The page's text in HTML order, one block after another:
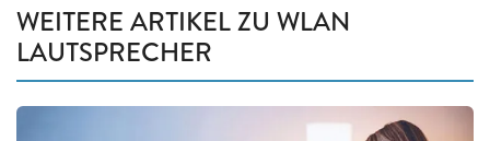
WEITERE ARTIKEL ZU WLAN
LAUTSPRECHER